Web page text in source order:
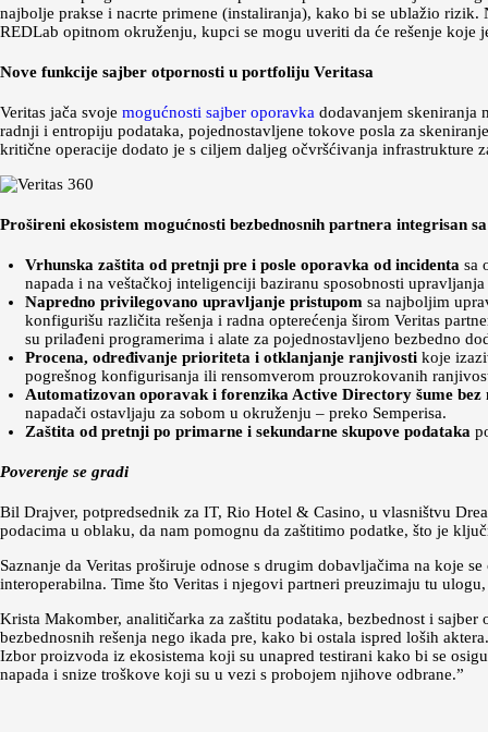
najbolje prakse i nacrte primene (instaliranja), kako bi se ublažio
REDLab opitnom okruženju, kupci se mogu uveriti da će rešenje
Nove funkcije sajber otpornosti u portfoliju Veritasa
Veritas jača svoje mogućnosti sajber oporavka dodavanjem skeniranja
radnji i entropiju podataka, pojednostavljene tokove posla za
kritične operacije dodato je s ciljem daljeg očvršćivanja infrastrukture
Prošireni ekosistem mogućnosti bezbednosnih partnera integrisan
Vrhunska zaštita od pretnji pre i posle oporavka od incidenta sa
napada i na veštačkoj inteligenciji baziranu sposobnosti
Napredno privilegovano upravljanje pristupom sa najboljim
konfigurišu različita rešenja i radna opterećenja širom Veritas
su prilađeni programerima i alate za pojednostavljeno bezbedno
Procena, određivanje prioriteta i otklanjanje ranjivostikoje
pogrešnog konfigurisanja ili rensomverom prouzrokovanih
Automatizovan oporavak i forenzika Active Directory šume bez
napadači ostavljaju za sobom u okruženju – preko Semperisa.
Zaštita od pretnji po primarne i sekundarne skupove podataka
Poverenje se gradi
Bil Drajver, potpredsednik za IT, Rio Hotel & Casino, u vlasništvu
podacima u oblaku, da nam pomognu da zaštitimo podatke, što je
Saznanje da Veritas proširuje odnose s drugim dobavljačima na koje
interoperabilna. Time što Veritas i njegovi partneri preuzimaju tu
Krista Makomber, analitičarka za zaštitu podataka, bezbednost i
bezbednosnih rešenja nego ikada pre, kako bi ostala ispred loših
Izbor proizvoda iz ekosistema koji su unapred testirani kako bi se
napada i snize troškove koji su u vezi s probojem njihove odbrane.”